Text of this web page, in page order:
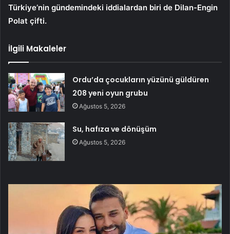
Türkiye’nin gündemindeki iddialardan biri de Dilan-Engin
Polat çifti.
İlgili Makaleler
Ordu’da çocukların yüzünü güldüren
208 yeni oyun grubu
Ağustos 5, 2026
Su, hafıza ve dönüşüm
Ağustos 5, 2026